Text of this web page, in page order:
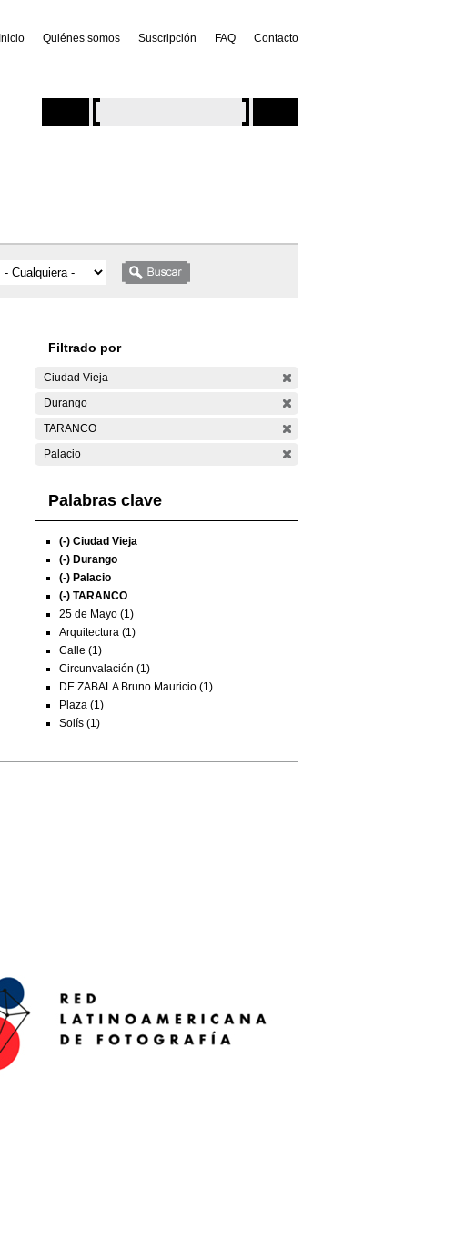
Inicio Quiénes somos Suscripción FAQ Contacto
Filtrado por
Ciudad Vieja
Durango
TARANCO
Palacio
Palabras clave
(-) Ciudad Vieja
(-) Durango
(-) Palacio
(-) TARANCO
25 de Mayo (1)
Arquitectura (1)
Calle (1)
Circunvalación (1)
DE ZABALA Bruno Mauricio (1)
Plaza (1)
Solís (1)